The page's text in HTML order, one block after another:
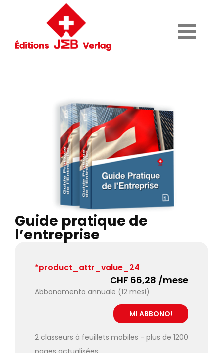
Guide pratique de
l’entreprise
*product_attr_value_24
CHF 66,28 /mese
Abbonamento annuale (12 mesi)
2 classeurs à feuillets mobiles - plus de 1200